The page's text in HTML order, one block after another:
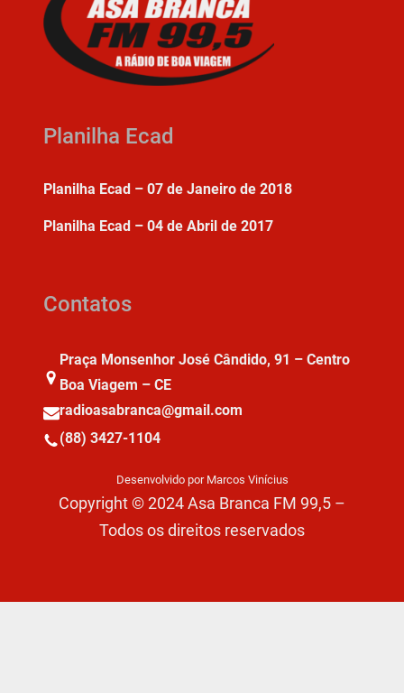
Planilha Ecad
Planilha Ecad – 07 de Janeiro de 2018
Planilha Ecad – 04 de Abril de 2017
Contatos
Praça Monsenhor José Cândido, 91 – Centro
Boa Viagem – CE
radioasabranca@gmail.com
(88) 3427-1104
Desenvolvido por Marcos Vinícius
Copyright © 2024 Asa Branca FM 99,5 –
Todos os direitos reservados